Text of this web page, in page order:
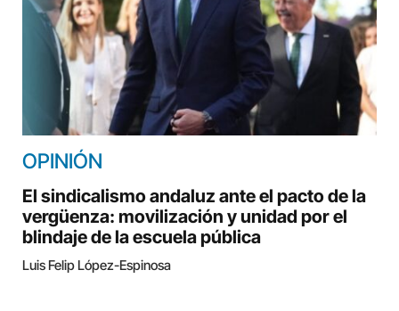
OPINIÓN
El sindicalismo andaluz ante el pacto de la
vergüenza: movilización y unidad por el
blindaje de la escuela pública
Luis Felip López-Espinosa